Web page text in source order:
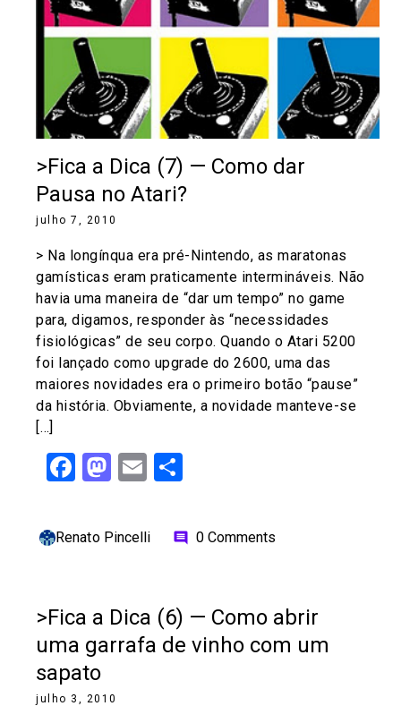
>Fica a Dica (7) — Como dar
Pausa no Atari?
julho 7, 2010
> Na longínqua era pré-Nintendo, as maratonas
gamísticas eram praticamente intermináveis. Não
havia uma maneira de “dar um tempo” no game
para, digamos, responder às “necessidades
fisiológicas” de seu corpo. Quando o Atari 5200
foi lançado como upgrade do 2600, uma das
maiores novidades era o primeiro botão “pause”
da história. Obviamente, a novidade manteve-se
[…]
Facebook
Mastodon
Email
Renato Pincelli comment 0 Comments
>Fica a Dica (6) — Como abrir
uma garrafa de vinho com um
sapato
julho 3, 2010